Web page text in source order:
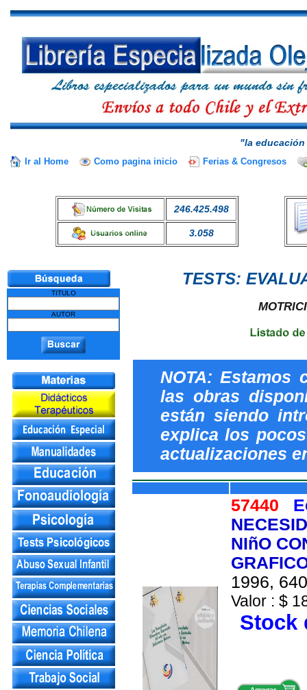
"la
Ir al Home Como pagina inicio Ferias & Congresos
246.425.498
3.058
TITULO
AUTOR
TESTS:
NOTA: Estamos
las obras
están siendo
explica los
actualizaciones
57440
NIñO
1996,
Valor : $
Stock